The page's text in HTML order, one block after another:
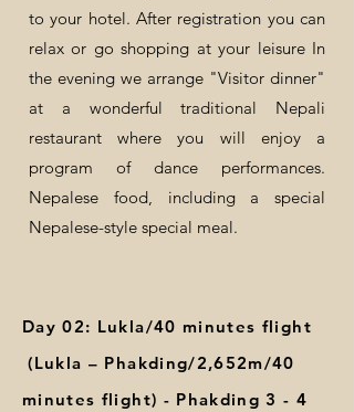
to your hotel. After registration you can
relax or go shopping at your leisure In
the evening we arrange "Visitor dinner"
at a wonderful traditional Nepali
restaurant where you will enjoy a
program of dance performances.
Nepalese food, including a special
Nepalese-style special meal.
Day 02: Lukla/40 minutes flight
(Lukla – Phakding/2,652m/40
minutes flight) - Phakding 3 - 4